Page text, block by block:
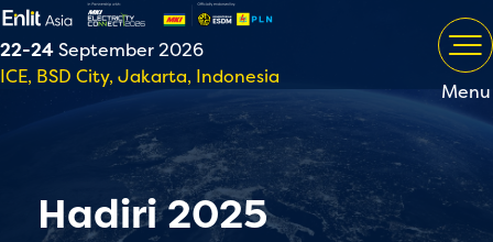
22-24September 2026
ICE, BSD City, Jakarta, Indonesia
Menu
Hadiri 2025